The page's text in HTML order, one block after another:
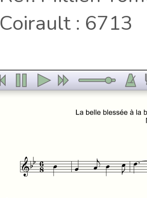
Coirault : 6713